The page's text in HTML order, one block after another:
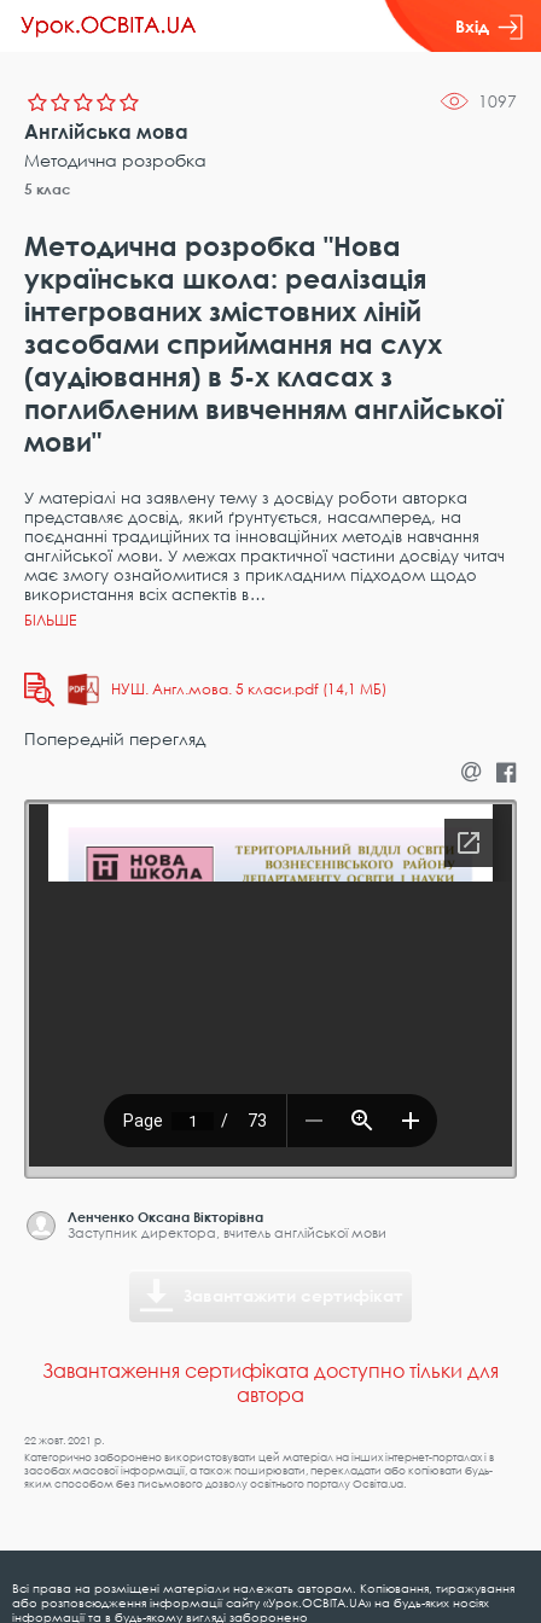
Вхід
1097
Англійська мова
Методична розробка
5 клас
Методична розробка "Нова
українська школа: реалізація
інтегрованих змістовних ліній
засобами сприймання на слух
(аудіювання) в 5-х класах з
поглибленим вивченням англійської
мови"
У матеріалі на заявлену тему з досвіду роботи авторка
представляє досвід, який ґрунтується, насамперед, на
поєднанні традиційних та інноваційних методів навчання
англійської мови. У межах практичної частини досвіду читач
має змогу ознайомитися з прикладним підходом щодо
використання всіх аспектів в
НУШ. Англ.мова. 5 класи.pdf (14,1 МБ)
Попередній перегляд
Ленченко Оксана Вікторівна
Заступник директора, вчитель англійської мови
Завантаження сертифіката доступно тільки для
автора
22 жовт. 2021 р.
Категорично заборонено використовувати цей матеріал на інших інтернет-порталах і в
засобах масової інформації, а також поширювати, перекладати або копіювати будь-
яким способом без письмового дозволу освітнього порталу Освіта.ua.
Всі права на розміщені матеріали належать авторам. Копіювання, тиражування
або розповсюдження інформації сайту «Урок.ОСВІТА.UA» на будь-яких носіях
інформації та в будь-якому вигляді заборонено